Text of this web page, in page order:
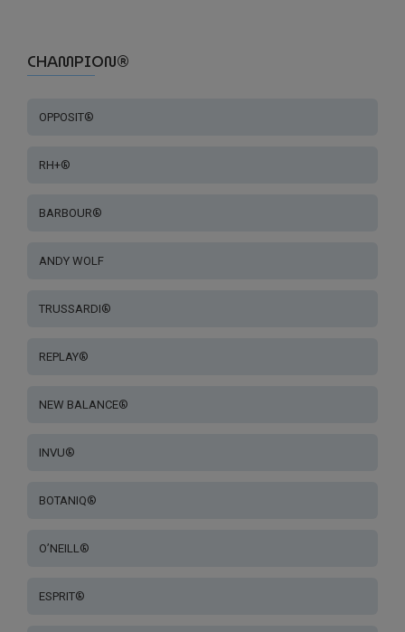
CHAMPION®
OPPOSIT®
RH+®
BARBOUR®
ANDY WOLF
TRUSSARDI®
REPLAY®
NEW BALANCE®
INVU®
BOTANIQ®
O’NEILL®
ESPRIT®